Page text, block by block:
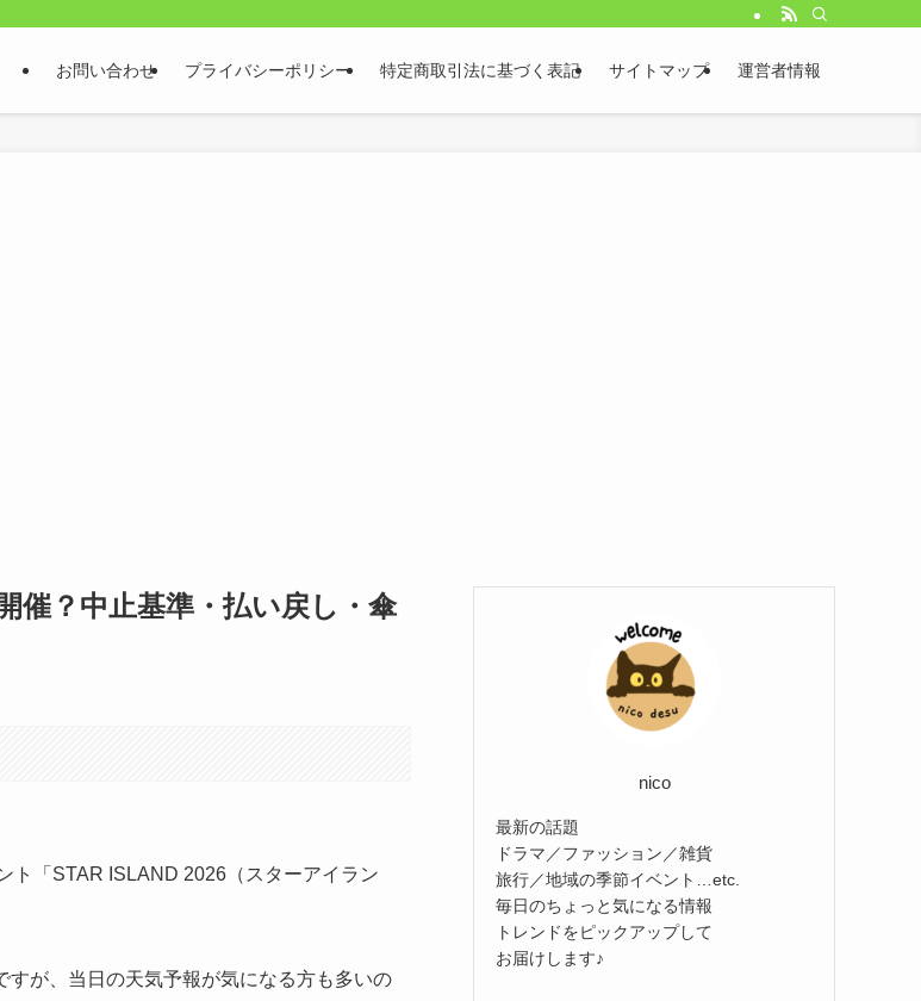
お問い合わせ プライバシーポリシー 特定商取引法に基づく表記 サイトマップ 運営者情報
催？中止基準・払い戻し・傘
ト「STAR ISLAND 2026（スターアイラン
が、当日の天気予報が気になる方も多いの
nico
最新の話題
ドラマ／ファッション／雑貨
旅行／地域の季節イベント…etc.
毎日のちょっと気になる情報
トレンドをピックアップして
お届けします♪